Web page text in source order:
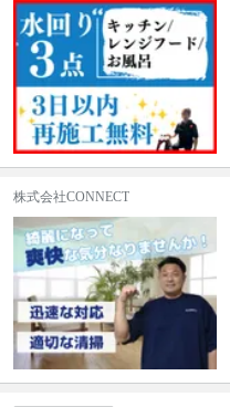
株式会社CONNECT